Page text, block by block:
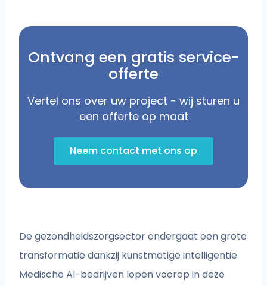
Ontvang een gratis service-
offerte
Vertel ons over uw project - wij sturen u
een offerte op maat
Neem contact met ons op
De gezondheidszorgsector ondergaat een grote
transformatie dankzij kunstmatige intelligentie.
Medische AI-bedrijven lopen voorop in deze